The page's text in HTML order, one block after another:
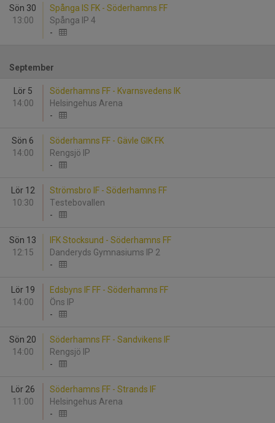
Sön 30
13:00
Spånga IS FK - Söderhamns FF
Spånga IP 4
-
September
Lör 5
14:00
Söderhamns FF - Kvarnsvedens IK
Helsingehus Arena
-
Sön 6
14:00
Söderhamns FF - Gävle GIK FK
Rengsjö IP
-
Lör 12
10:30
Strömsbro IF - Söderhamns FF
Testebovallen
-
Sön 13
12:15
IFK Stocksund - Söderhamns FF
Danderyds Gymnasiums IP 2
-
Lör 19
14:00
Edsbyns IF FF - Söderhamns FF
Öns IP
-
Sön 20
14:00
Söderhamns FF - Sandvikens IF
Rengsjö IP
-
Lör 26
11:00
Söderhamns FF - Strands IF
Helsingehus Arena
-